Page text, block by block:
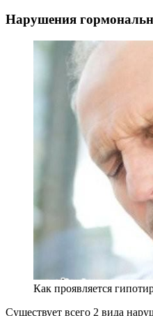
Нарушения
Как проявляется
Существует всего 2 вида